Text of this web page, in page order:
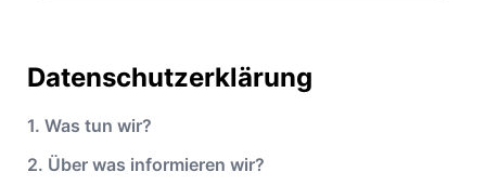
Datenschutzerklärung
1. Was tun wir?
2. Über was informieren wir?